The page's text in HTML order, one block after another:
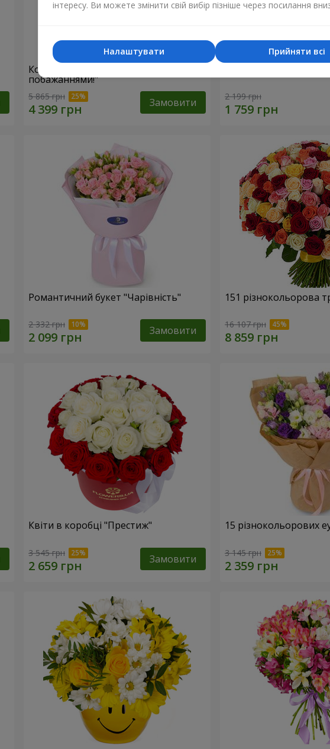
Кошик "З найкращими
побажаннями!"
5 865 грн Замовити 2 199 грн
Романтичний букет "Чарівність"
2 332 грн Замовити
151 різнокольорова
16 107 грн
Квіти в коробці "Престиж"
3 545 грн Замовити
15 різнокольорових
3 145 грн
інтересу. Ви можете змінити свій вибір пізніше через посилання
Прийняти всі
Налаштувати